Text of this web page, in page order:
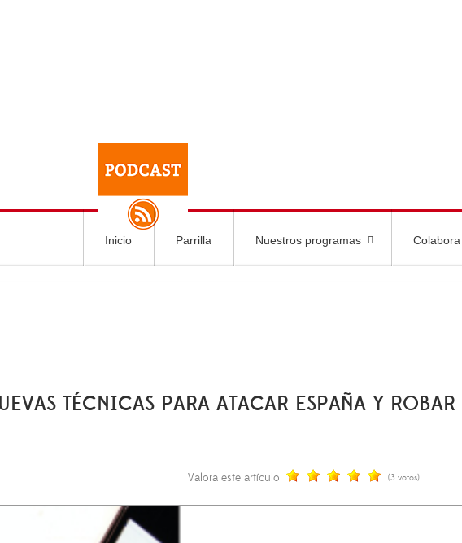
Inicio Parrilla Nuestros programas Colabora
TÉCNICAS PARA ATACAR ESPAÑA Y
Valora este artículo (3 votos)